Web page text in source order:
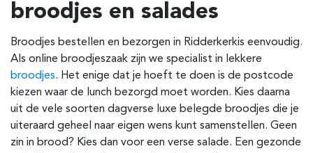
broodjes en salades
Broodjes bestellen en bezorgen in Ridderkerkis eenvoudig.
Als online broodjeszaak zijn we specialist in lekkere
broodjes. Het enige dat je hoeft te doen is de postcode
kiezen waar de lunch bezorgd moet worden. Kies daarna
uit de vele soorten dagverse luxe belegde broodjes die je
uiteraard geheel naar eigen wens kunt samenstellen. Geen
zin in brood? Kies dan voor een verse salade. Een gezonde